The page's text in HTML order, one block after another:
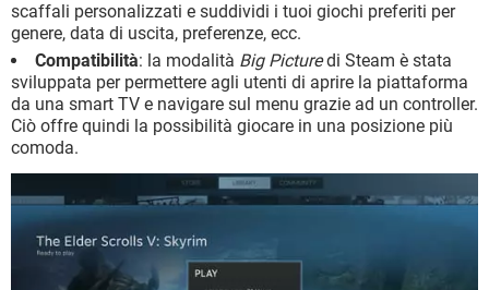
scaffali personalizzati e suddividi i tuoi giochi preferiti per
genere, data di uscita, preferenze, ecc.
Compatibilità: la modalità Big Picturedi Steam è stata
sviluppata per permettere agli utenti di aprire la piattaforma
da una smart TV e navigare sul menu grazie ad un controller.
Ciò offre quindi la possibilità giocare in una posizione più
comoda.